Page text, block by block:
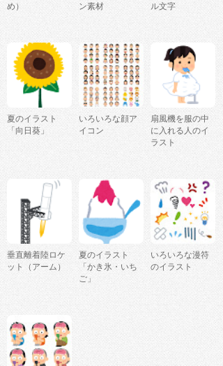
め）
ン素材
ル文字
夏のイラスト
「向日葵」
いろいろな顔ア
イコン
扇風機を服の中
に入れる人のイ
ラスト
垂直離着陸ロケ
ット（アーム）
夏のイラスト
「かき氷・いち
ご」
いろいろな漫符
のイラスト